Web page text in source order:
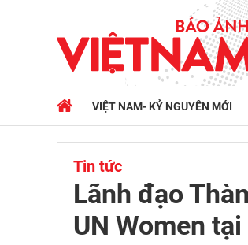
VIỆT NAM- KỶ NGUYÊN MỚI
Tin tức
Lãnh đạo
UN Women